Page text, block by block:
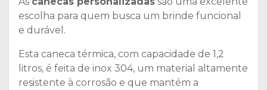
escolha para quem busca um brinde funcional
e durável.
Esta caneca térmica, com capacidade de 1,2
litros, é feita de inox 304, um material altamente
resistente à corrosão e que mantém a